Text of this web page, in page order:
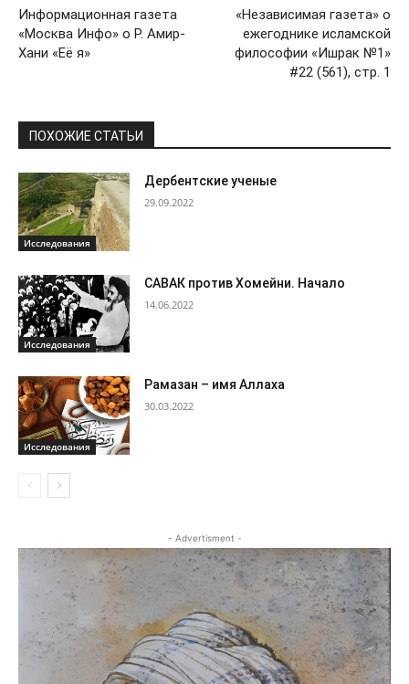
Информационная газета
«Москва Инфо» о Р. Амир-
Хани «Её я»
«Независимая газета» о
ежегоднике исламской
философии «Ишрак №1»
#22 (561), стр. 1
ПОХОЖИЕ СТАТЬИ
Исследования
Дербентские ученые
29.09.2022
Исследования
САВАК против Хомейни. Начало
14.06.2022
Исследования
Рамазан – имя Аллаха
30.03.2022
- Advertisment -